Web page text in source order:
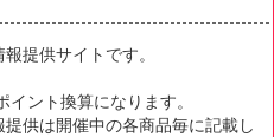
提供サイトです。
イント換算になります。
供は開催中の各商品毎に記載し